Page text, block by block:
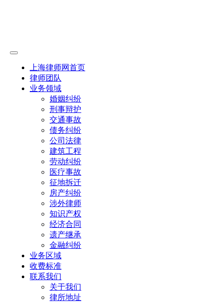
上海律师网首页
律师团队
业务领域
婚姻纠纷
刑事辩护
交通事故
债务纠纷
公司法律
建筑工程
劳动纠纷
医疗事故
征地拆迁
房产纠纷
涉外律师
知识产权
经济合同
遗产继承
金融纠纷
业务区域
收费标准
联系我们
关于我们
律所地址